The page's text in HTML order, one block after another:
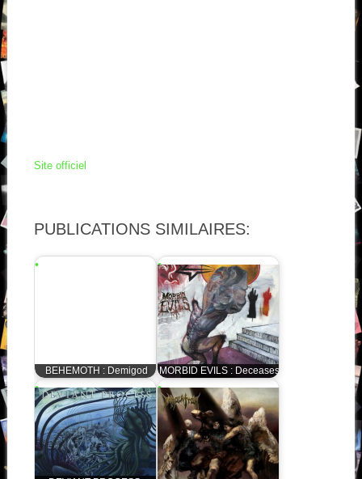
Site officiel
PUBLICATIONS SIMILAIRES:
BEHEMOTH : Demigod MORBID EVILS : Deceases